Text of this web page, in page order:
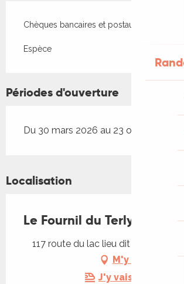
Chèques bancaires et postaux
Espèce
Périodes d'ouverture
Du 30 mars 2026 au 23 octobre 2026
Localisation
Le Fournil du Terly
117 route du lac lieu dit Le Terly,
M'y rendre
J'y vais en train !